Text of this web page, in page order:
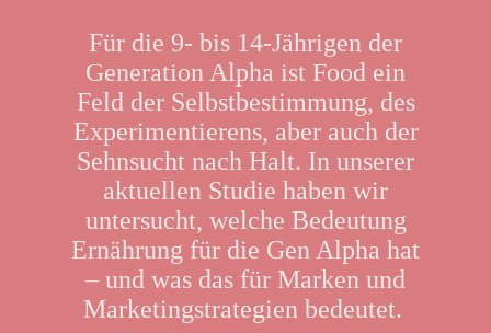
Für die 9- bis 14-Jährigen der
Generation Alpha ist Food ein
Feld der Selbstbestimmung, des
Experimentierens, aber auch der
Sehnsucht nach Halt. In unserer
aktuellen Studie haben wir
untersucht, welche Bedeutung
Ernährung für die Gen Alpha hat
– und was das für Marken und
Marketingstrategien bedeutet.